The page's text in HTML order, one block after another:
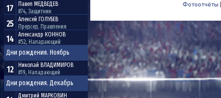
17 Павел МЕДВЕДЕВ
#74, Защитник
25 Алексей ГОЛУБЕВ
Председ. Правления
14 Александр КОННОВ
#52, Нападающий
Дни рождения. Ноябрь
12 Николай ВЛАДИМИРОВ
#19, Нападающий
Дни рождения. Декабрь
Дмитрий МАРКОВИН
Фотоотчёты